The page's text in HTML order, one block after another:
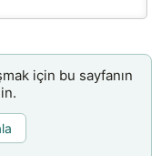
için bu sayfanın